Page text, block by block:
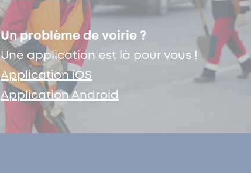
Un problème de voirie ?
Une application est là pour vous !
Application iOS
Application Android